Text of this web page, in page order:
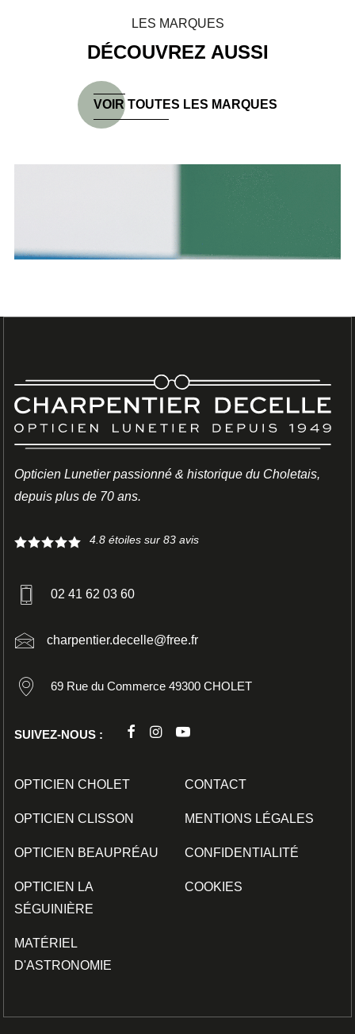
DÉCOUVREZ AUSSI
LES MARQUES
VOIR TOUTES LES MARQUES
LUNETTES
ROUSSILHE
02 41 62 03 60
charpentier.decelle@free.fr
69 Rue du Commerce 49300 CHOLET
SUIVEZ-NOUS :
Opticien Lunetier passionné & historique du Choletais,
depuis plus de 70 ans.
4.8 étoiles sur 83 avis
OPTICIEN CHOLET
OPTICIEN CLISSON
OPTICIEN BEAUPRÉAU
OPTICIEN LA
SÉGUINIÈRE
MATÉRIEL
D'ASTRONOMIE
CONTACT
MENTIONS LÉGALES
CONFIDENTIALITÉ
COOKIES